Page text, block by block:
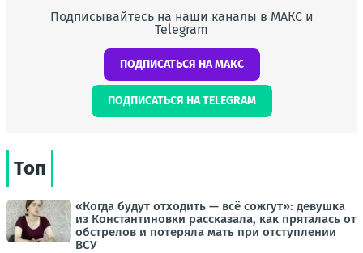
Подписывайтесь на наши каналы в МАКС и
Telegram
ПОДПИСАТЬСЯ НА МАКС
ПОДПИСАТЬСЯ НА TELEGRAM
Топ
«Когда будут отходить — всё сожгут»: девушка
из Константиновки рассказала, как пряталась от
обстрелов и потеряла мать при отступлении
ВСУ